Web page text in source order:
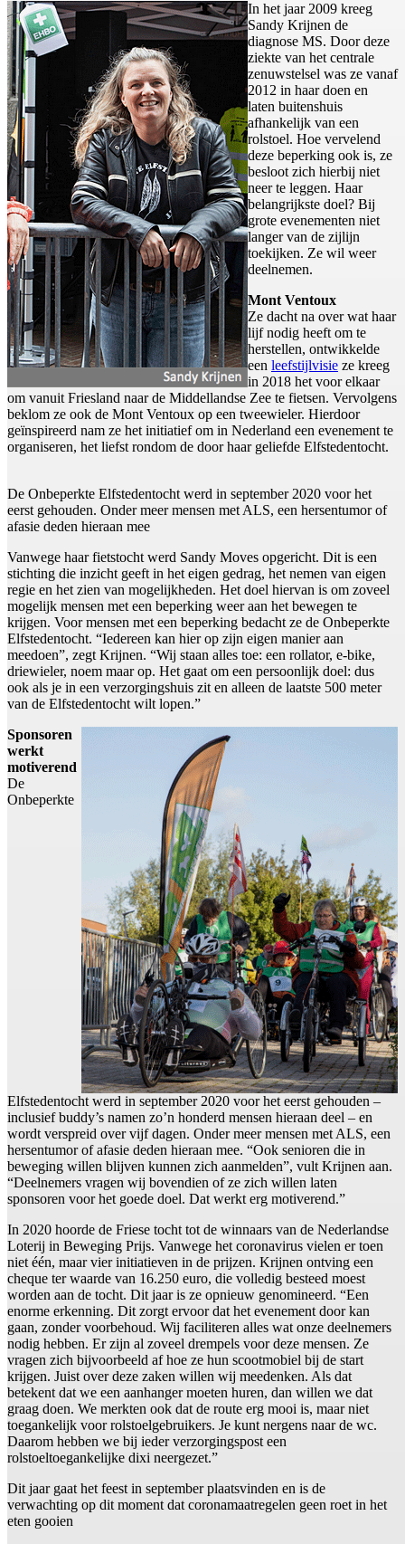
In het jaar 2009 kreeg
Sandy Krijnen de
diagnose MS. Door deze
ziekte van het centrale
zenuwstelsel was ze vanaf
2012 in haar doen en
laten buitenshuis
afhankelijk van een
rolstoel. Hoe vervelend
deze beperking ook is, ze
besloot zich hierbij niet
neer te leggen. Haar
belangrijkste doel? Bij
grote evenementen niet
langer van de zijlijn
toekijken. Ze wil weer
deelnemen.
Mont Ventoux
Ze dacht na over wat haar
lijf nodig heeft om te
herstellen, ontwikkelde
een leefstijlvisie ze kreeg
in 2018 het voor elkaar
om vanuit Friesland naar de Middellandse Zee te fietsen. Vervolgens
beklom ze ook de Mont Ventoux op een tweewieler. Hierdoor
geïnspireerd nam ze het initiatief om in Nederland een evenement te
organiseren, het liefst rondom de door haar geliefde Elfstedentocht.
De Onbeperkte Elfstedentocht werd in september 2020 voor het
eerst gehouden. Onder meer mensen met ALS, een hersentumor of
afasie deden hieraan mee
Vanwege haar fietstocht werd Sandy Moves opgericht. Dit is een
stichting die inzicht geeft in het eigen gedrag, het nemen van eigen
regie en het zien van mogelijkheden. Het doel hiervan is om zoveel
mogelijk mensen met een beperking weer aan het bewegen te
krijgen. Voor mensen met een beperking bedacht ze de Onbeperkte
Elfstedentocht. “Iedereen kan hier op zijn eigen manier aan
meedoen”, zegt Krijnen. “Wij staan alles toe: een rollator, e-bike,
driewieler, noem maar op. Het gaat om een persoonlijk doel: dus
ook als je in een verzorgingshuis zit en alleen de laatste 500 meter
van de Elfstedentocht wilt lopen.”
Sponsoren
werkt
motiverend
De
Onbeperkte
Elfstedentocht werd in september 2020 voor het eerst gehouden –
inclusief buddy’s namen zo’n honderd mensen hieraan deel – en
wordt verspreid over vijf dagen. Onder meer mensen met ALS, een
hersentumor of afasie deden hieraan mee. “Ook senioren die in
beweging willen blijven kunnen zich aanmelden”, vult Krijnen aan.
“Deelnemers vragen wij bovendien of ze zich willen laten
sponsoren voor het goede doel. Dat werkt erg motiverend.”
In 2020 hoorde de Friese tocht tot de winnaars van de Nederlandse
Loterij in Beweging Prijs. Vanwege het coronavirus vielen er toen
niet één, maar vier initiatieven in de prijzen. Krijnen ontving een
cheque ter waarde van 16.250 euro, die volledig besteed moest
worden aan de tocht. Dit jaar is ze opnieuw genomineerd. “Een
enorme erkenning. Dit zorgt ervoor dat het evenement door kan
gaan, zonder voorbehoud. Wij faciliteren alles wat onze deelnemers
nodig hebben. Er zijn al zoveel drempels voor deze mensen. Ze
vragen zich bijvoorbeeld af hoe ze hun scootmobiel bij de start
krijgen. Juist over deze zaken willen wij meedenken. Als dat
betekent dat we een aanhanger moeten huren, dan willen we dat
graag doen. We merkten ook dat de route erg mooi is, maar niet
toegankelijk voor rolstoelgebruikers. Je kunt nergens naar de wc.
Daarom hebben we bij ieder verzorgingspost een
rolstoeltoegankelijke dixi neergezet.”
Dit jaar gaat het feest in september plaatsvinden en is de
verwachting op dit moment dat coronamaatregelen geen roet in het
eten gooien